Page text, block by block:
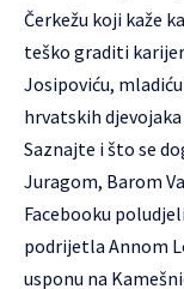
Čerkežu koji kaže
teško graditi
Josipoviću,
hrvatskih
Saznajte i što se
Juragom, Barom
Facebooku
podrijetla Annom
usponu na